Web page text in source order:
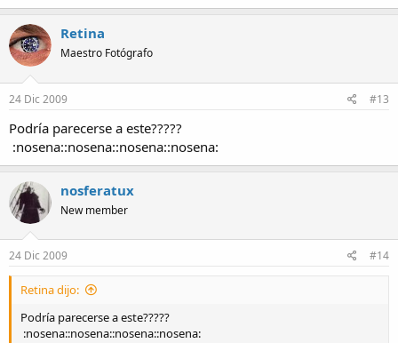
Retina
Maestro Fotógrafo
24 Dic 2009 #13
Podría parecerse a este?????
:nosena::nosena::nosena::nosena:
nosferatux
New member
24 Dic 2009 #14
Retina dijo:
Podría parecerse a este?????
:nosena::nosena::nosena::nosena: